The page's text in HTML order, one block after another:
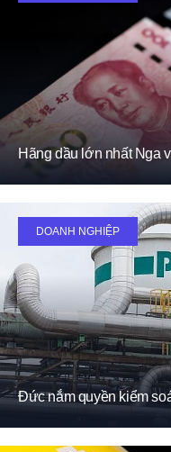
Hãng dầu lớn nhất Nga
DOANH NGHIỆP
Đức nắm quyền kiểm